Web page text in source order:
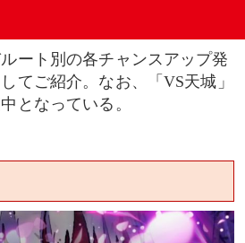
ート別の各チャンスアップ発
てご紹介。なお、「VS天城」
となっている。